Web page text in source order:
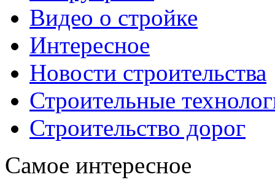
Видео о стройке
Интересное
Новости строительства
Строительные
Строительство дорог
Самое интересное